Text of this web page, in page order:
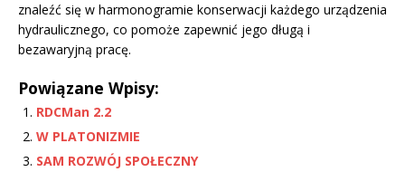
znaleźć się w harmonogramie konserwacji każdego urządzenia
hydraulicznego, co pomoże zapewnić jego długą i
bezawaryjną pracę.
Powiązane Wpisy:
RDCMan 2.2
W PLATONIZMIE
SAM ROZWÓJ SPOŁECZNY